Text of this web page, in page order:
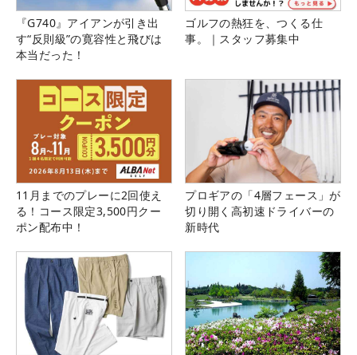
『G740』アイアンが引き出
す“反則級”の寛容性と飛びは
本当だった！
ゴルフの熱狂を、つくる仕
事。｜スタッフ募集中
11月までのプレーに2回使え
る！コース限定3,500円クー
ポン配布中！
プロギアの「4層フェース」が
切り開く高初速ドライバーの
新時代